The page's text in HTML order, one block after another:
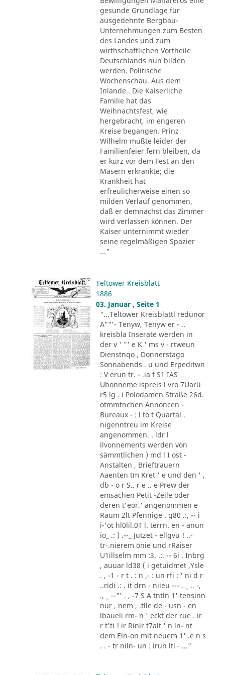
gesunde Grundlage für
ausgedehnte Bergbau-
Unternehmungen zum Besten
des Landes und zum
wirthschaftlichen Vortheile
Deutschlands nun bilden
werden. Politische
Wochenschau. Aus dem
Inlande . Die Kaiserliche
Familie hat das
Weihnachtsfest, wie
hergebracht, im engeren
Kreise begangen. Prinz
Wilhelm mußte leider der
Familienfeier fern bleiben, da
er kurz vor dem Fest an den
Masern erkrankte; die
Krankheit hat
erfreulicherweise einen so
milden Verlauf genommen,
daß er demnächst das Zimmer
wird verlassen können. Der
Kaiser unternimmt wieder
seine regelmäßigen Spazier
..."
Teltower Kreisblatt
1886
03. Januar , Seite 1
"...Teltower Kreisblattl redunor
A""'- Tenyw, Tenyw er - ..
kreisbla Inserate werden in
der v ' "' e K ' ms v - rtweun
Dienstnqo , Donnerstago
Sonnabends . u und Erpeditwn
: V erun tr. - .ia f S1 IAS
Ubonneme ispreis l vro 7Uarü
r5 lg . i Polodamen Straße 26d.
otmmtnchen Annoncen -
Bureaux - : l to t Quartal .
nigenntreu im Kreise
angenommen. . ldr l
ilvonnements werden von
sämmtlichen ) md l I ost -
Anstalten , Brieftrauern
Aaenten tm Kret ' e und den ' ,
db - o r S.. r e .. e Prew der
emsachen Petit -Zeile oder
deren t'eor.' angenommen e
Raum 2lt Pfennige . g80 .:, -- i
i-'ot hl0lil.0T l. terrn. en - anun
io_ .: ) .--_ Jutzet - ellgvu ! ..-
tr-.nierem önie und rRaiser
U1illselm mm :3. .:. -- 6i . Inbrg
, auuar ld38 ( i getuidmet ,Ysle
. , -1 - r t . : n ,- : un rfi : ' ni d r
..ridi .: . it drn - niieu --- . _ .. -,
., _ --"' . , -7 S A tntln 1' tensinn
nur , nem , .tlle de - usn - en
lbaueli rm- n ' eckt der rue . ir
r t'ti ! ir Rinlr t7alt ' n ln- nt
dem Eln-on mit neuem 1' .e n s
. . - tr niln- un : irun lti - ..."